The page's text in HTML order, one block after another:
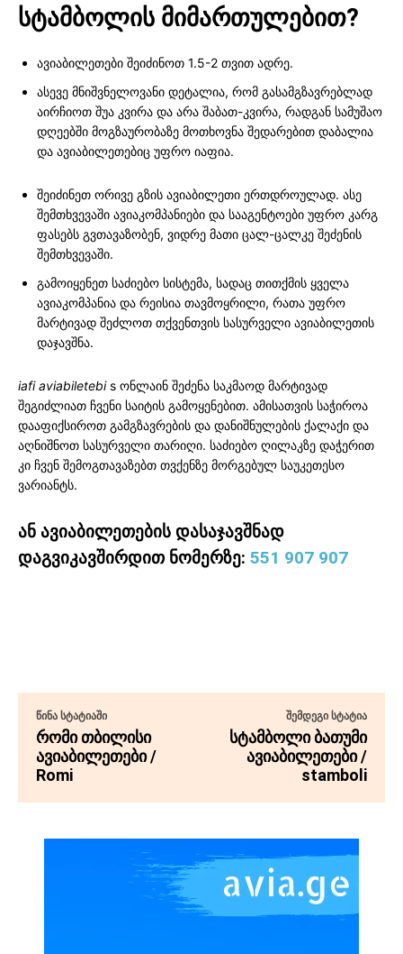
სტამბოლის მიმართულებით?
ავიაბილეთები შეიძინოთ 1.5-2 თვით ადრე.
ასევე მნიშვნელოვანი დეტალია, რომ გასამგზავრებლად
აირჩიოთ შუა კვირა და არა შაბათ-კვირა, რადგან სამუშაო
დღეებში მოგზაურობაზე მოთხოვნა შედარებით დაბალია
და ავიაბილეთებიც უფრო იაფია.
შეიძინეთ ორივე გზის ავიაბილეთი ერთდროულად. ასე
შემთხვევაში ავიაკომპანიები და სააგენტოები უფრო კარგ
ფასებს გვთავაზობენ, ვიდრე მათი ცალ-ცალკე შეძენის
შემთხვევაში.
გამოიყენეთ საძიებო სისტემა, სადაც თითქმის ყველა
ავიაკომპანია და რეისია თავმოყრილი, რათა უფრო
მარტივად შეძლოთ თქვენთვის სასურველი ავიაბილეთის
დაჯავშნა.
iafi aviabiletebis ონლაინ შეძენა საკმაოდ მარტივად
შეგიძლიათ ჩვენი საიტის გამოყენებით. ამისათვის საჭიროა
დააფიქსიროთ გამგზავრების და დანიშნულების ქალაქი და
აღნიშნოთ სასურველი თარიღი. საძიებო ღილაკზე დაჭერით
კი ჩვენ შემოგთავაზებთ თვქენზე მორგებულ საუკეთესო
ვარიანტს.
ან ავიაბილეთების დასაჯავშნად
დაგვიკავშირდით ნომერზე: 551 907 907
ᲬᲘᲜᲐ ᲡᲢᲐᲢᲘᲐᲨᲘ
რომი თბილისი
ავიაბილეთები /
Romi
ᲨᲔᲛᲓᲔᲒᲘ ᲡᲢᲐᲢᲘᲐ
სტამბოლი ბათუმი
ავიაბილეთები /
stamboli